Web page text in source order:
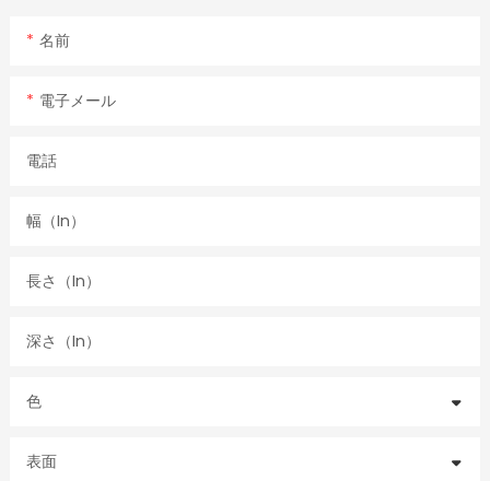
名前
電子メール
電話
幅（in）
長さ（in）
深さ（in）
色
表面